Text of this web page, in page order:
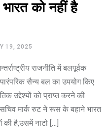
को नहीं है
19, 2025
राजनीति में बलपूर्वक
सैन्य बल का उपयोग किए
उद्देश्यों को प्राप्त करने की
मार्क रुट ने रूस के बहाने भारत
है,उसमें नाटो […]